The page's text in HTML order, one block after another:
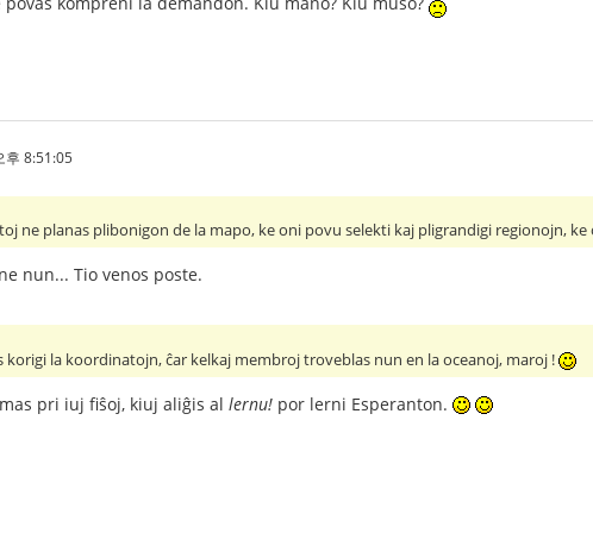
후 8:51:05
ne planas plibonigon de la mapo, ke oni povu selekti kaj pligrandigi regionojn,
nun... Tio venos poste.
korigi la koordinatojn, ĉar kelkaj membroj troveblas nun en la oceanoj, maroj !
pri iuj fiŝoj, kiuj aliĝis al lernu! por lerni Esperanton.